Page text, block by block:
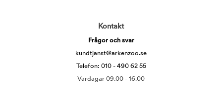
Kontakt
Frågor och svar
kundtjanst@arkenzoo.se
Telefon: 010 - 490 62 55
Vardagar 09.00 - 16.00